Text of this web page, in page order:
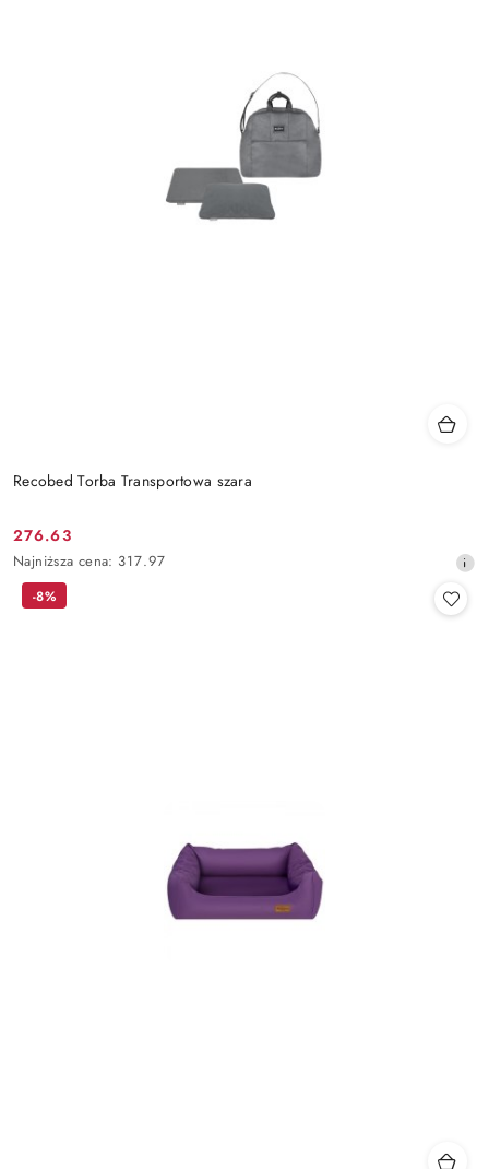
Recobed Torba Transportowa szara
Cena
promocyjna:
276.63
Najniższa
cena
Najniższa cena: 317.97
-8%